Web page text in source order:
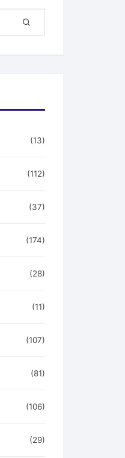
(13)
(112)
(37)
(174)
(28)
(11)
(107)
(81)
(106)
(29)